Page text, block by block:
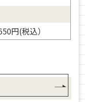
円(税込）